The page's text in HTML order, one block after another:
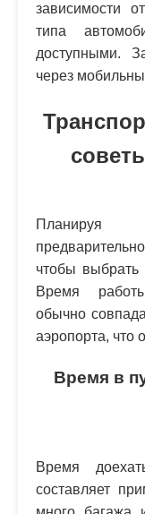
зависимости
типа
доступными.
через
Планируя
чтобы
Время
обычно
аэропорта, что
Время в
Время
составляет